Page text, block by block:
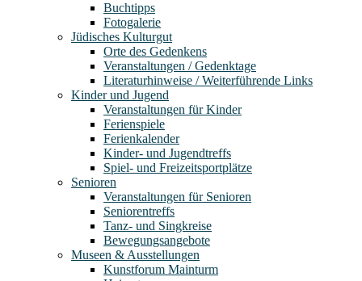
Buchtipps
Fotogalerie
Jüdisches Kulturgut
Orte des Gedenkens
Veranstaltungen / Gedenktage
Literaturhinweise / Weiterführende Links
Kinder und Jugend
Veranstaltungen für Kinder
Ferienspiele
Ferienkalender
Kinder- und Jugendtreffs
Spiel- und Freizeitsportplätze
Senioren
Veranstaltungen für Senioren
Seniorentreffs
Tanz- und Singkreise
Bewegungsangebote
Museen & Ausstellungen
Kunstforum Mainturm